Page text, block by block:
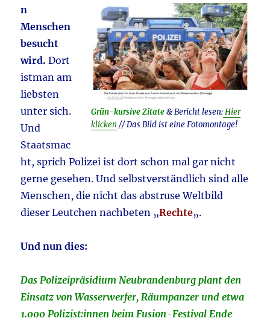
Grün-kursive Zitate& Bericht lesen:Hier
klicken// Das Bild ist eine Fotomontage!
n
Menschen
besucht
wird. Dort
istman am
liebsten
unter sich.
Und
Staatsmac
ht, sprich Polizei ist dort schon mal gar nicht
gerne gesehen. Und selbstverständlich sind alle
Menschen, die nicht das abstruse Weltbild
dieser Leutchen nachbeten „Rechte„.
Und nun dies:
Das Polizeipräsidium Neubrandenburg plant den
Einsatz von Wasserwerfer, Räumpanzer und etwa
1.000 Polizist:innen beim Fusion-Festival Ende